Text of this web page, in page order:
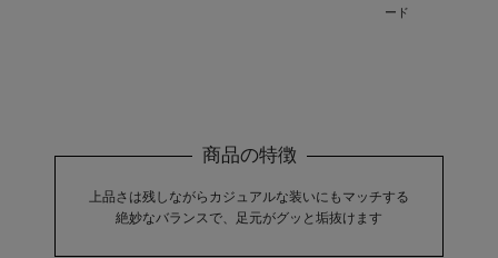
ード
商品の特徴
上品さは残しながらカジュアルな装いにもマッチする
絶妙なバランスで、足元がグッと垢抜けます